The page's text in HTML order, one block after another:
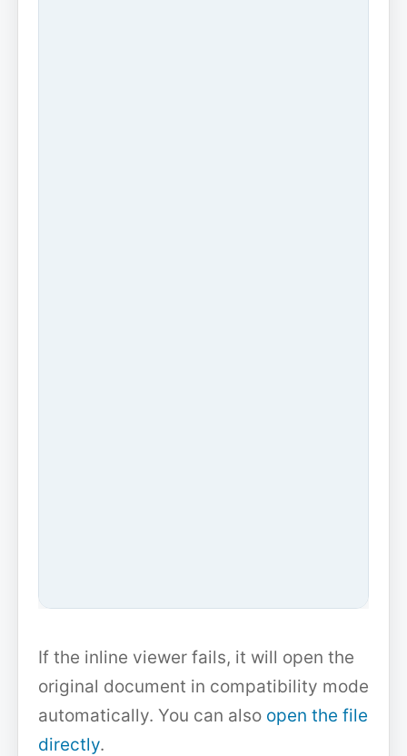
If the inline viewer fails, it will open the
original document in compatibility mode
automatically. You can also open the file
directly.